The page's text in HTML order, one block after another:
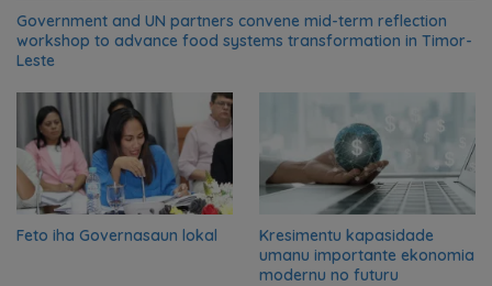
Government and UN partners convene mid-term reflection
workshop to advance food systems transformation in Timor-
Leste
Feto iha Governasaun lokal
Kresimentu kapasidade
umanu importante ekonomia
modernu no futuru